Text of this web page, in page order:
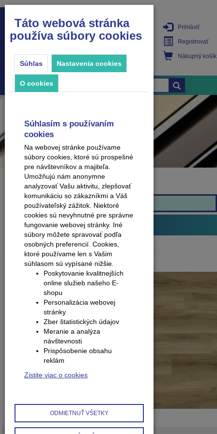
PRODUKTY
Prihlásiť
Registrovať
Nákupný košík
Značka
KOMODO
Plávajúce podlahy
Táto webová stránka
používa súbory cookies
Súhlas Nastavenia cookies
O cookies
Súhlasím s používaním
cookies
Na webovej stránke používame
súbory cookies, ktoré sú prospešné
pre návštevníkov a majiteľa.
Umožňujú nám anonymne
analyzovať Vašu aktivitu, zlepšovať
komunikáciu so zákazníkmi a Váš
používateľský zážitok. Niektoré
cookies sú nevyhnutné pre správne
fungovanie webovej stránky. Iné
súbory môžete spravovať podľa
osobných preferencií. Cookies,
ktoré používame len s Vašim
súhlasom sú vypísané nižšie.
Poskytovanie kvalitnejších
online služieb našeho E-
shopu
Personalizácia webovej
stránky
Zber štatistických údajov
Meranie a analýza
návštevnosti
Prispôsobenie obsahu
reklám
Zistite viac o cookies
ODMIETNUŤ VŠETKY